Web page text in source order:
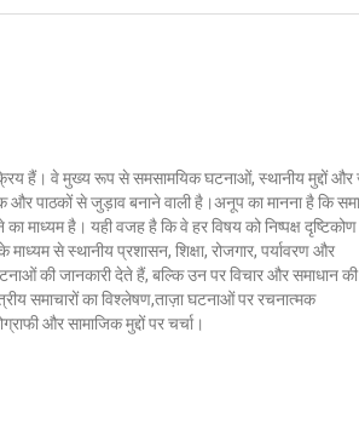
हैं। वे मुख्य रूप से समसामयिक घटनाओं, स्थानीय मुद्दों और
पाठकों से जुड़ाव बनाने वाली है।अनूप का मानना है कि
है। यही वजह है कि वे हर विषय को निष्पक्ष
से स्थानीय प्रशासन, शिक्षा, रोजगार, पर्यावरण और
की जानकारी देते हैं, बल्कि उन पर विचार और समाधान की
समाचारों का विश्लेषण,ताज़ा घटनाओं पर रचनात्मक
और सामाजिक मुद्दों पर चर्चा।